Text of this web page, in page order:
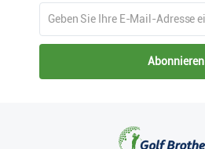
Abonnieren